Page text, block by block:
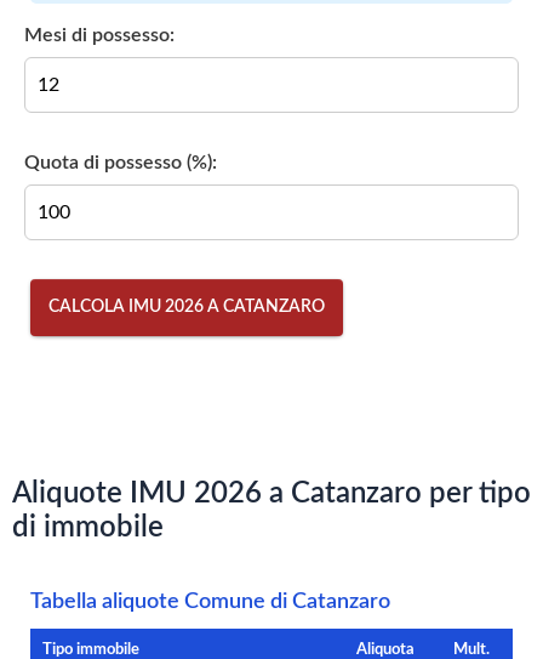
Mesi di possesso:
Quota di possesso (%):
CALCOLA IMU 2026 A CATANZARO
Aliquote IMU 2026 a Catanzaro per tipo
di immobile
Tabella aliquote Comune di Catanzaro
Tipo immobile Aliquota Mult.